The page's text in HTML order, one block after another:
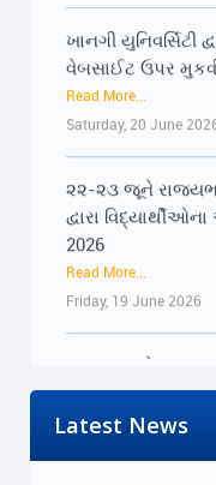
ખાનગી યુનિવર્સિટી
વેબસાઈટ ઉપર
Read More...
Saturday, 20 June 2026
૨૨-૨૩ જૂને
દ્વારા
2026
Read More...
Friday, 19 June 2026
૨૨-૨૩ જૂને
દ્વારા
2026
Read More...
Latest News
'100% Under
Read More...
Tuesday, 24 March
Rahul Gandhi
US deal,
sharp attack on